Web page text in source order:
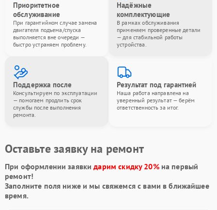
Приоритетное
обслуживание
При гарантийном случае замена
двигателя подъема/спуска
выполняется вне очереди —
быстро устраняем проблему.
Надёжные
комплектующие
В рамках обслуживания
применяем проверенные детали
— для стабильной работы
устройства.
Поддержка после
Консультируем по эксплуатации
— помогаем продлить срок
службы после выполнения
ремонта.
Результат под гарантией
Наша работа направлена на
уверенный результат — берём
ответственность за итог.
Оставьте заявку на ремонт
При оформлении заявкидарим скидку 20%на первый
ремонт!
Заполните поля ниже и мы свяжемся с вами в ближайшее
время.